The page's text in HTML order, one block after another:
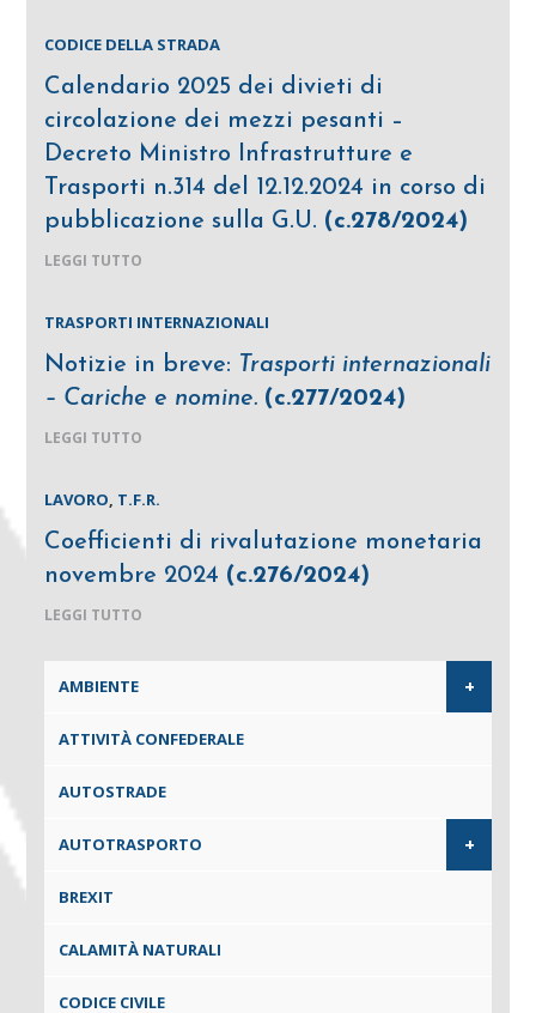
CODICE DELLA STRADA
Calendario 2025 dei divieti di
circolazione dei mezzi pesanti –
Decreto Ministro Infrastrutture e
Trasporti n.314 del 12.12.2024 in corso di
pubblicazione sulla G.U. (c.278/2024)
LEGGI TUTTO
TRASPORTI INTERNAZIONALI
Notizie in breve: Trasporti internazionali
– Cariche e nomine. (c.277/2024)
LEGGI TUTTO
LAVORO, T.F.R.
Coefficienti di rivalutazione monetaria
novembre 2024 (c.276/2024)
LEGGI TUTTO
AMBIENTE +
ATTIVITÀ CONFEDERALE
AUTOSTRADE
AUTOTRASPORTO +
BREXIT
CALAMITÀ NATURALI
CODICE CIVILE